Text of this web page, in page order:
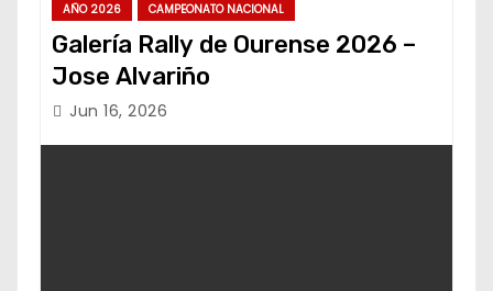
AÑO 2026 CAMPEONATO NACIONAL
Galería Rally de Ourense 2026 –
Jose Alvariño
Jun 16, 2026